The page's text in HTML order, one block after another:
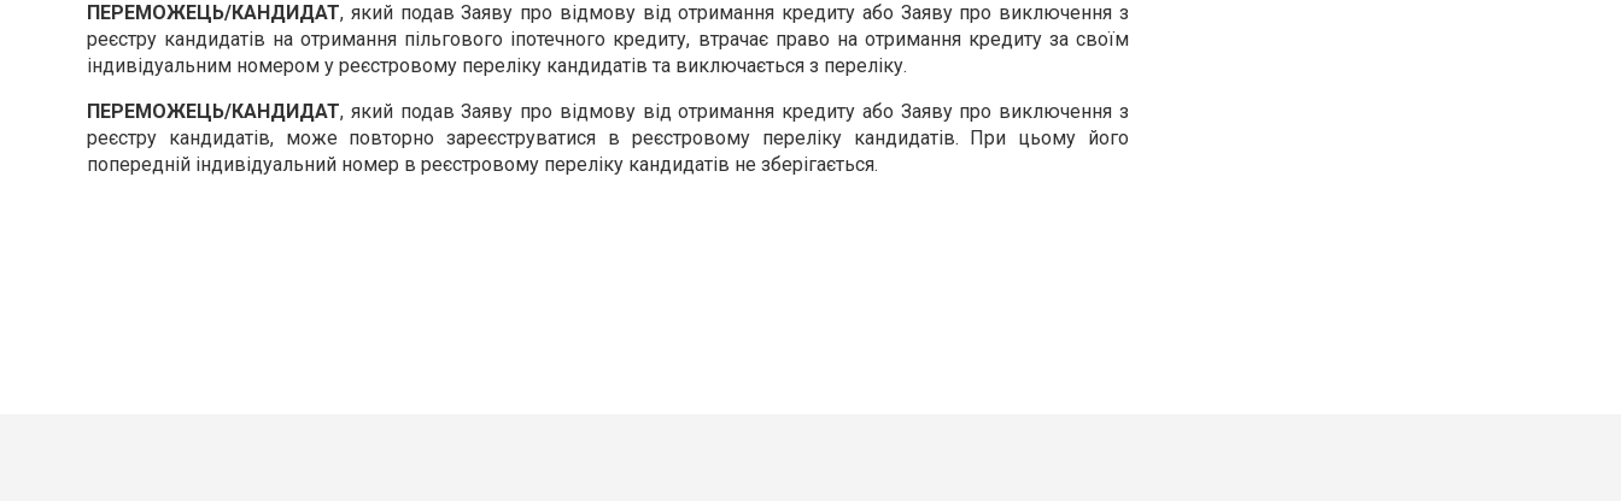
ПЕРЕМОЖЕЦЬ/КАНДИДАТ, який подав Заяву про відмову від отримання кредиту або Заяву про виключення з
реєстру кандидатів на отримання пільгового іпотечного кредиту, втрачає право на отримання кредиту за своїм
індивідуальним номером у реєстровому переліку кандидатів та виключається з переліку.
ПЕРЕМОЖЕЦЬ/КАНДИДАТ, який подав Заяву про відмову від отримання кредиту або Заяву про виключення з
реєстру кандидатів, може повторно зареєструватися в реєстровому переліку кандидатів. При цьому його
попередній індивідуальний номер в реєстровому переліку кандидатів не зберігається.